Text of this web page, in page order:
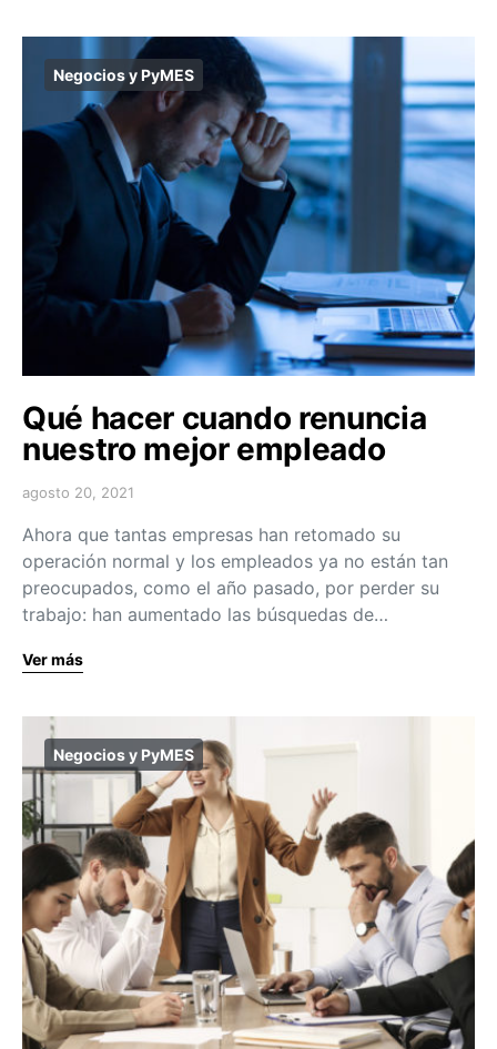
Negocios y PyMES
Qué hacer cuando renuncia
nuestro mejor empleado
agosto 20, 2021
Ahora que tantas empresas han retomado su
operación normal y los empleados ya no están tan
preocupados, como el año pasado, por perder su
trabajo: han aumentado las búsquedas de…
Ver más
Negocios y PyMES